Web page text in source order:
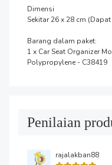
Dimensi
Sekitar 26 x 28 cm
Barang dalam paket:
1 x Car Seat Organizer
Polypropylene - C38419
Penilaian
rajalakban88